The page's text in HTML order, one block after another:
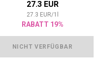
27.3 EUR
27.3 EUR/1
RABATT 19%
NICHT VERFÜGBAR